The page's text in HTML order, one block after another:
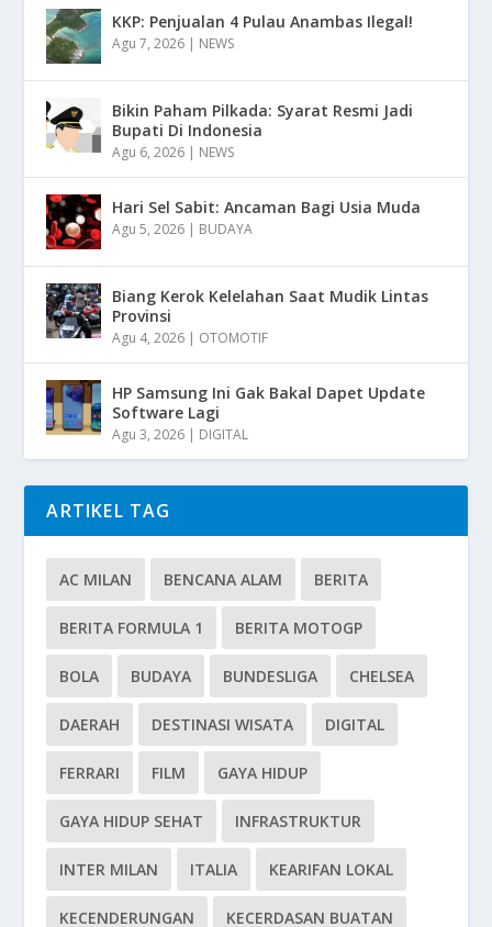
KKP: Penjualan 4 Pulau Anambas Ilegal!
Agu 7, 2026 | NEWS
Bikin Paham Pilkada: Syarat Resmi Jadi
Bupati Di Indonesia
Agu 6, 2026 | NEWS
Hari Sel Sabit: Ancaman Bagi Usia Muda
Agu 5, 2026 | BUDAYA
Biang Kerok Kelelahan Saat Mudik Lintas
Provinsi
Agu 4, 2026 | OTOMOTIF
HP Samsung Ini Gak Bakal Dapet Update
Software Lagi
Agu 3, 2026 | DIGITAL
ARTIKEL TAG
AC MILAN BENCANA ALAM BERITA
BERITA FORMULA 1 BERITA MOTOGP
BOLA BUDAYA BUNDESLIGA CHELSEA
DAERAH DESTINASI WISATA DIGITAL
FERRARI FILM GAYA HIDUP
GAYA HIDUP SEHAT INFRASTRUKTUR
INTER MILAN ITALIA KEARIFAN LOKAL
KECENDERUNGAN KECERDASAN BUATAN